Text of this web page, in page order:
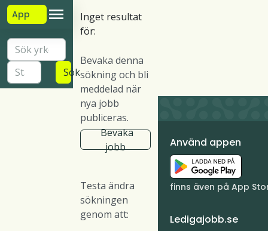
App
Sök
Inget resultat
för:
Bevaka denna
sökning och bli
meddelad när
nya jobb
publiceras.
Bevaka
jobb
Testa ändra
sökningen
genom att:
Använd appen
finns även på App
Ledigajobb.se